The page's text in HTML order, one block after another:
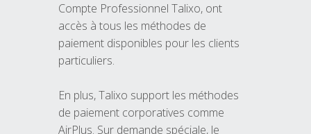
Compte Professionnel Talixo, ont
accès à tous les méthodes de
paiement disponibles pour les clients
particuliers.
En plus, Talixo support les méthodes
de paiement corporatives comme
AirPlus. Sur demande spéciale, le